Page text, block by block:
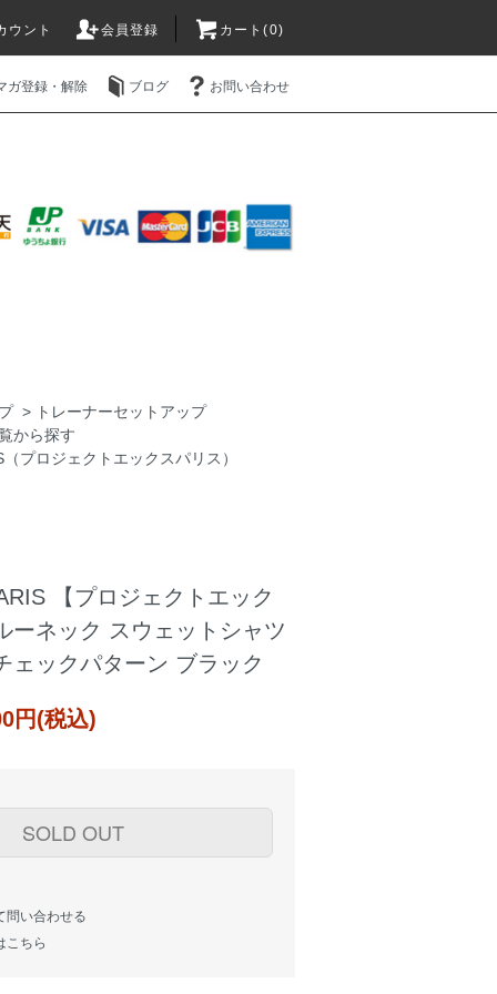
ウント 会員登録 カート(0)
ガ登録・解除 ブログ お問い合わせ
> トレーナーセットアップ
から探す
プロジェクトエックスパリス）
【プロジェクトエック
ーネック スウェットシャツ
ェックパターン ブラック
円(税込)
SOLD OUT
問い合わせる
こちら